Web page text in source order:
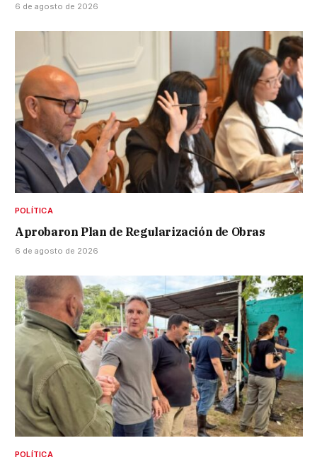
6 de agosto de 2026
POLÍTICA
Aprobaron Plan de Regularización de Obras
6 de agosto de 2026
POLÍTICA